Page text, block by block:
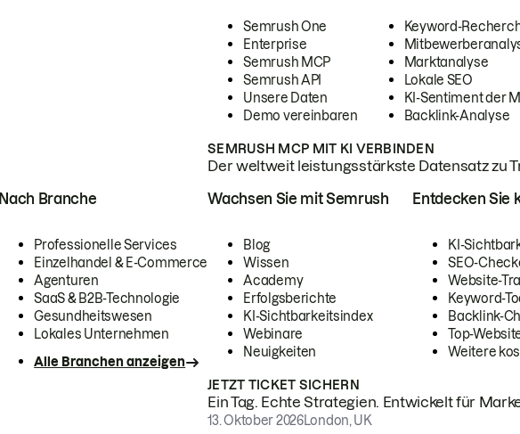
Semrush One
Enterprise
Semrush MCP
Semrush API
Unsere Daten
Demo vereinbaren
Keyword-
Marktanalyse
Lokale SEO
KI-Sentiment der
Backlink-Analyse
SEMRUSH MCP MIT KI VERBINDEN
Der weltweit leistungsstärkste Datensatz zu
Nach Branche
Professionelle Services
Einzelhandel & E-Commerce
Agenturen
SaaS & B2B-Technologie
Gesundheitswesen
Lokales Unternehmen
Alle Branchen anzeigen
Wachsen Sie mit Semrush
Blog
Wissen
Academy
Erfolgsberichte
KI-Sichtbarkeitsindex
Webinare
Neuigkeiten
Entdecken Sie
KI-
SEO-
Website-
Keyword-
Backlink-
Top-
Weitere
JETZT TICKET SICHERN
Ein Tag. Echte Strategien. Entwickelt für
13. Oktober 2026London, UK